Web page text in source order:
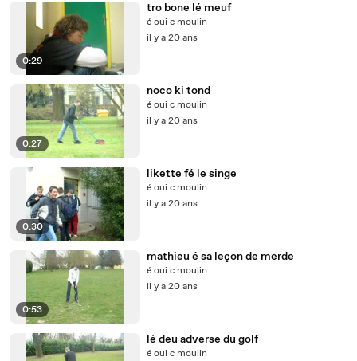
0:29
tro bone lé meuf
é oui c moulin
il y a 20 ans
0:27
noco ki tond
é oui c moulin
il y a 20 ans
0:30
likette fé le singe
é oui c moulin
il y a 20 ans
0:53
mathieu é sa leçon de merde
é oui c moulin
il y a 20 ans
lé deu adverse du golf
é oui c moulin